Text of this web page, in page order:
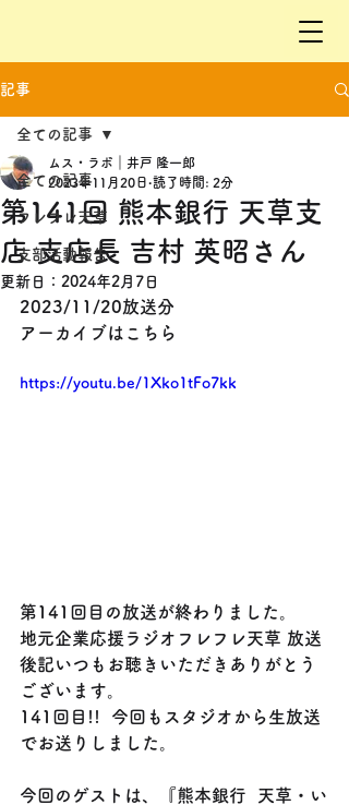
記事
全ての記事
フレフレ天草
支部活動報告
全ての記事
第141回 熊本銀行 天草支
店 支店長 吉村 英昭さん
ムス・ラボ｜井戸 隆一郎
2023年11月20日 読了時間: 2分
更新日： 2024年2月7日
2023/11/20放送分
アーカイブはこちら
https://youtu.be/1Xko1tFo7kk
第141回目の放送が終わりました。
地元企業応援ラジオフレフレ天草 放送
後記いつもお聴きいただきありがとう
ございます。
141回目!!️  今回もスタジオから生放送
でお送りしました。
今回のゲストは、『熊本銀行  天草・い